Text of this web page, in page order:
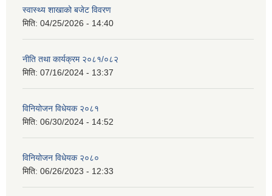
स्वास्थ्य शाखाको बजेट विवरण
मिति: 04/25/2026 - 14:40
नीति तथा कार्यक्रम २०८१/०८२
मिति: 07/16/2024 - 13:37
विनियोजन विधेयक २०८१
मिति: 06/30/2024 - 14:52
विनियोजन विधेयक २०८०
मिति: 06/26/2023 - 12:33